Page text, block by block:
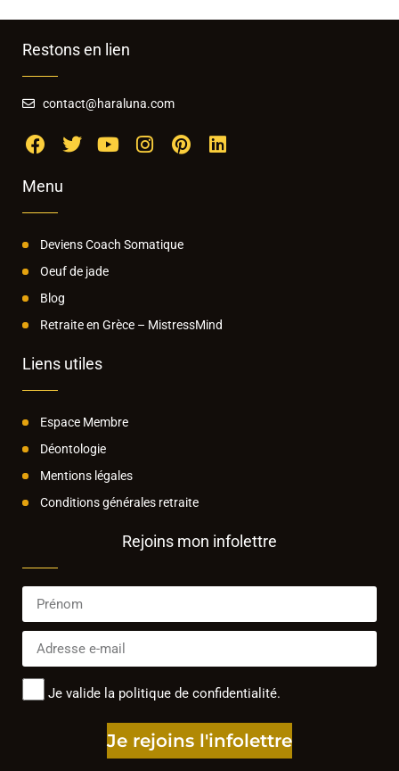
Restons en lien
contact@haraluna.com
Menu
Deviens Coach Somatique
Oeuf de jade
Blog
Retraite en Grèce – MistressMind
Liens utiles
Espace Membre
Déontologie
Mentions légales
Conditions générales retraite
Rejoins mon infolettre
Je valide la politique de confidentialité.
Je rejoins l'infolettre